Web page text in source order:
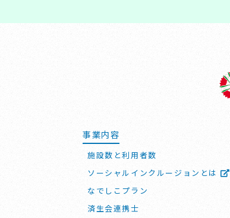
事業内容
施設数と利用者数
ソーシャルインクルージョンとは
なでしこプラン
済生会連携士